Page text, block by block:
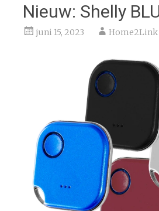
Nieuw: Shelly
juni 15, 2023 Home2Link